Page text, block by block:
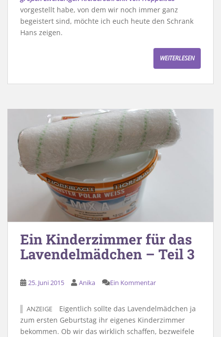
vorgestellt habe, von dem wir noch immer ganz
begeistert sind, möchte ich euch heute den Schrank
Hans zeigen.
WEITERLESEN
Ein Kinderzimmer für das
Lavendelmädchen – Teil 3
25. Juni 2015 Anika Ein Kommentar
ANZEIGE
Eigentlich sollte das Lavendelmädchen ja
zum ersten Geburtstag ihr eigenes Kinderzimmer
bekommen. Ob wir das wirklich schaffen, bezweifele